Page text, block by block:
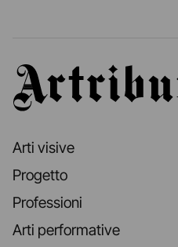
Artribune
Arti visive
Progetto
Professioni
Arti performative